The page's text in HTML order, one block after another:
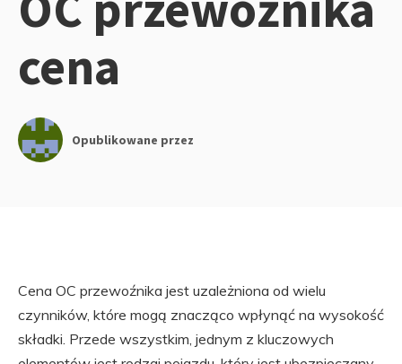
cena
Opublikowane przez
Cena OC przewoźnika jest uzależniona od wielu
czynników, które mogą znacząco wpłynąć na wysokość
składki. Przede wszystkim, jednym z kluczowych